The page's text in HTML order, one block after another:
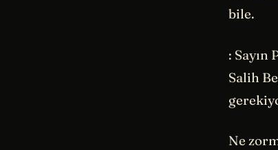
bile.
: Sayın
Salih
Ne